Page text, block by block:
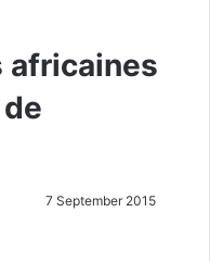
africaines
7 September 2015